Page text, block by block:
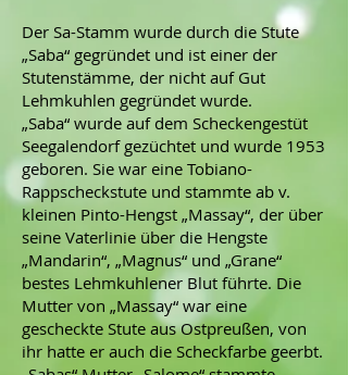
Der Sa-Stamm wurde durch die Stute
„Saba“ gegründet und ist einer der
Stutenstämme, der nicht auf Gut
Lehmkuhlen gegründet wurde.
„Saba“ wurde auf dem Scheckengestüt
Seegalendorf gezüchtet und wurde 1953
geboren. Sie war eine Tobiano-
Rappscheckstute und stammte ab v.
kleinen Pinto-Hengst „Massay“, der über
seine Vaterlinie über die Hengste
„Mandarin“, „Magnus“ und „Grane“
bestes Lehmkuhlener Blut führte. Die
Mutter von „Massay“ war eine
gescheckte Stute aus Ostpreußen, von
ihr hatte er auch die Scheckfarbe geerbt.